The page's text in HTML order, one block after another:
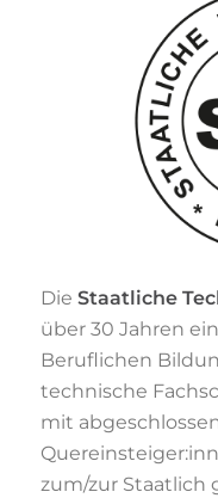
Die Staatliche
über 30 Jahren
Beruflichen
technische
mit
zum/zur Staatlich